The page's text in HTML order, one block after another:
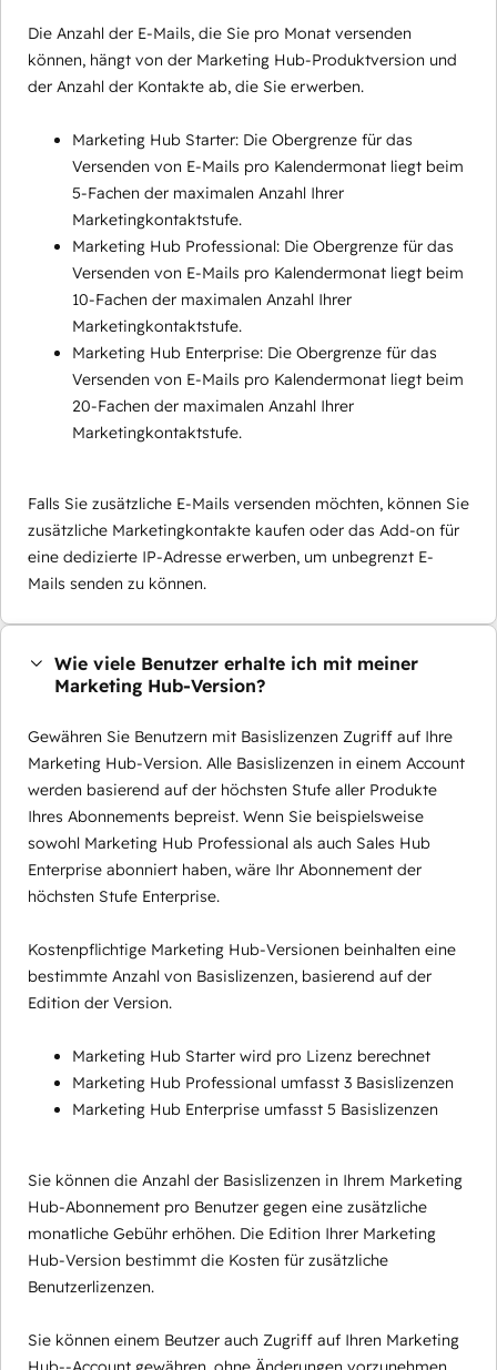
Die Anzahl der E-Mails, die Sie pro Monat versenden
können, hängt von der Marketing Hub-Produktversion und
der Anzahl der Kontakte ab, die Sie erwerben.
Marketing Hub Starter: Die Obergrenze für das
Versenden von E-Mails pro Kalendermonat liegt beim
5-Fachen der maximalen Anzahl Ihrer
Marketingkontaktstufe.
Marketing Hub Professional: Die Obergrenze für das
Versenden von E-Mails pro Kalendermonat liegt beim
10-Fachen der maximalen Anzahl Ihrer
Marketingkontaktstufe.
Marketing Hub Enterprise: Die Obergrenze für das
Versenden von E-Mails pro Kalendermonat liegt beim
20-Fachen der maximalen Anzahl Ihrer
Marketingkontaktstufe.
Falls Sie zusätzliche E-Mails versenden möchten, können Sie
zusätzliche Marketingkontakte kaufen oder das Add-on für
eine dedizierte IP-Adresse erwerben, um unbegrenzt E-
Mails senden zu können.
Wie viele Benutzer erhalte ich mit meiner
Marketing Hub-Version?
Gewähren Sie Benutzern mit Basislizenzen Zugriff auf Ihre
Marketing Hub-Version. Alle Basislizenzen in einem Account
werden basierend auf der höchsten Stufe aller Produkte
Ihres Abonnements bepreist. Wenn Sie beispielsweise
sowohl Marketing Hub Professional als auch Sales Hub
Enterprise abonniert haben, wäre Ihr Abonnement der
höchsten Stufe Enterprise.
Kostenpflichtige Marketing Hub-Versionen beinhalten eine
bestimmte Anzahl von Basislizenzen, basierend auf der
Edition der Version.
Marketing Hub Starter wird pro Lizenz berechnet
Marketing Hub Professional umfasst 3 Basislizenzen
Marketing Hub Enterprise umfasst 5 Basislizenzen
Sie können die Anzahl der Basislizenzen in Ihrem Marketing
Hub-Abonnement pro Benutzer gegen eine zusätzliche
monatliche Gebühr erhöhen. Die Edition Ihrer Marketing
Hub-Version bestimmt die Kosten für zusätzliche
Benutzerlizenzen.
Sie können einem Beutzer auch Zugriff auf Ihren Marketing